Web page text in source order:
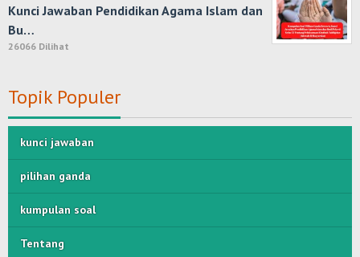
Kunci Jawaban Pendidikan Agama Islam dan
Bu…
26066 Dilihat
Topik Populer
kunci jawaban
pilihan ganda
kumpulan soal
Tentang